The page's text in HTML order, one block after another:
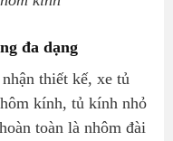
đa dạng
thiết kế, xe tủ
kính, tủ kính nhỏ
toàn là nhôm đài